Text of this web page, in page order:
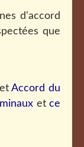
d'accord
que
Accord du
etce